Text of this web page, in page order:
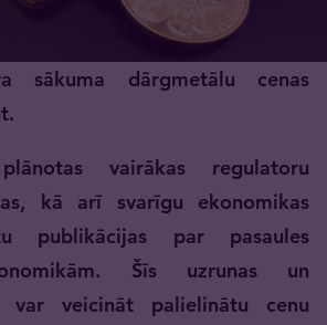
sākuma dārgmetālu cenas
vairākas regulatoru
kā arī svarīgu ekonomikas
publikācijas par pasaules
Šīs uzrunas un
var veicināt palielinātu cenu